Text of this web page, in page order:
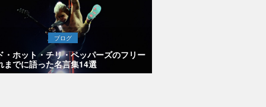
ブログ
・ホット・チリ・ペッパーズのフリー
までに語った名言集14選